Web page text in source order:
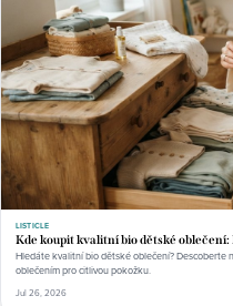
LISTICLE
Kde koupit kvalitní bio dětské
Hledáte kvalitní bio dětské oblečení? Descoberte
oblečením pro citlivou pokožku.
Jul 26, 2026